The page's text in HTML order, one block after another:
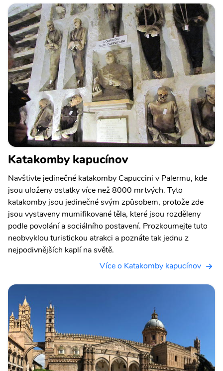
Katakomby kapucínov
Navštivte jedinečné katakomby Capuccini v Palermu, kde
jsou uloženy ostatky více než 8000 mrtvých. Tyto
katakomby jsou jedinečné svým způsobem, protože zde
jsou vystaveny mumifikované těla, které jsou rozděleny
podle povolání a sociálního postavení. Prozkoumejte tuto
neobvyklou turistickou atrakci a poznáte tak jednu z
nejpodivnějších kaplí na světě.
Více o Katakomby kapucínov